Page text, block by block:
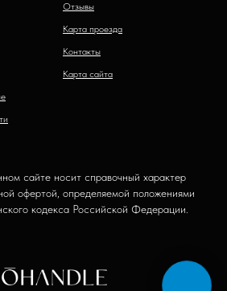
Отзывы
Карта проезда
Контакты
Карта сайта
сайте носит справочный характер
офертой, определяемой положениями
кодекса Российской Федерации.